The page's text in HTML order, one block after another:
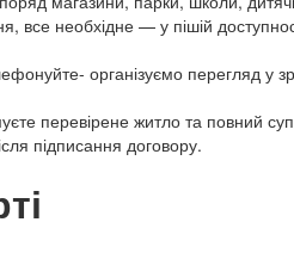
все необхідне — у пішій
організуємо перегляд у
перевірене житло та повний
підписання договору.